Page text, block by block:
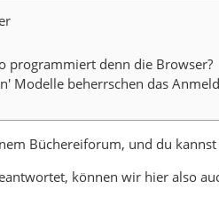
programmiert denn die Browser?
Modelle beherrschen das
Büchereiforum, und du
können wir hier also